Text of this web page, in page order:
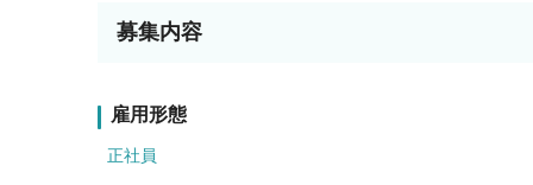
募集内容
雇用形態
正社員